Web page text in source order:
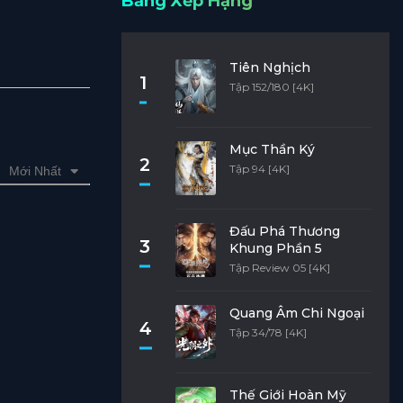
Mới Nhất
1
Tiên Nghịch
Tập 152/180 [4K]
2
Mục Thần Ký
Tập 94 [4K]
3
Đấu Phá Thương
Khung Phần 5
Tập Review 05 [4K]
4
Quang Âm Chi Ngoại
Tập 34/78 [4K]
Thế Giới Hoàn Mỹ